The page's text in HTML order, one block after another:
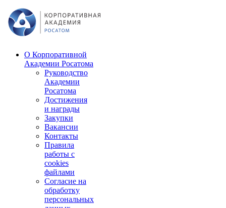
О Корпоративной
Академии Росатома
Руководство
Академии
Росатома
Достижения
и награды
Закупки
Вакансии
Контакты
Правила
работы с
cookies
файлами
Согласие на
обработку
персональных